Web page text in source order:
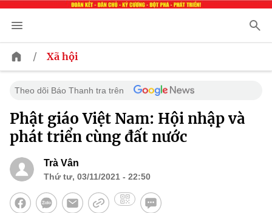
/ Xã hội
Theo dõi Báo Thanh tra trên
Phật giáo Việt Nam: Hội nhập và
phát triển cùng đất nước
Trà Vân
Thứ tư, 03/11/2021 - 22:50